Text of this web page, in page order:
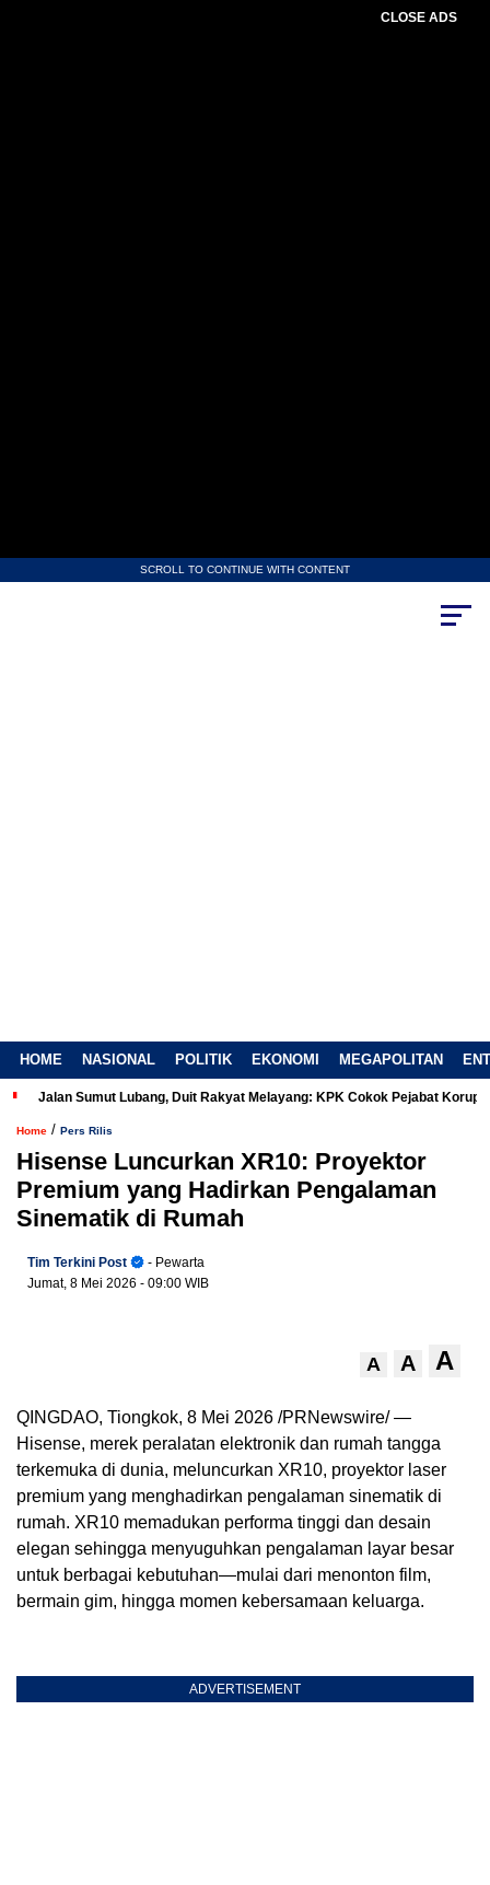
CLOSE ADS
SCROLL TO CONTINUE WITH CONTENT
HOME NASIONAL POLITIK EKONOMI MEGAPOLITAN
Jalan Sumut Lubang, Duit Rakyat Melayang: KPK Cokok Pejabat Korup
Home / Pers Rilis
Hisense Luncurkan XR10: Proyektor
Premium yang Hadirkan Pengalaman
Sinematik di Rumah
Tim Terkini Post
- Pewarta
Jumat, 8 Mei 2026 - 09:00 WIB
A A A
QINGDAO, Tiongkok, 8 Mei 2026 /PRNewswire/ —
Hisense, merek peralatan elektronik dan rumah tangga
terkemuka di dunia, meluncurkan XR10, proyektor laser
premium yang menghadirkan pengalaman sinematik di
rumah. XR10 memadukan performa tinggi dan desain
elegan sehingga menyuguhkan pengalaman layar besar
untuk berbagai kebutuhan—mulai dari menonton film,
bermain gim, hingga momen kebersamaan keluarga.
ADVERTISEMENT